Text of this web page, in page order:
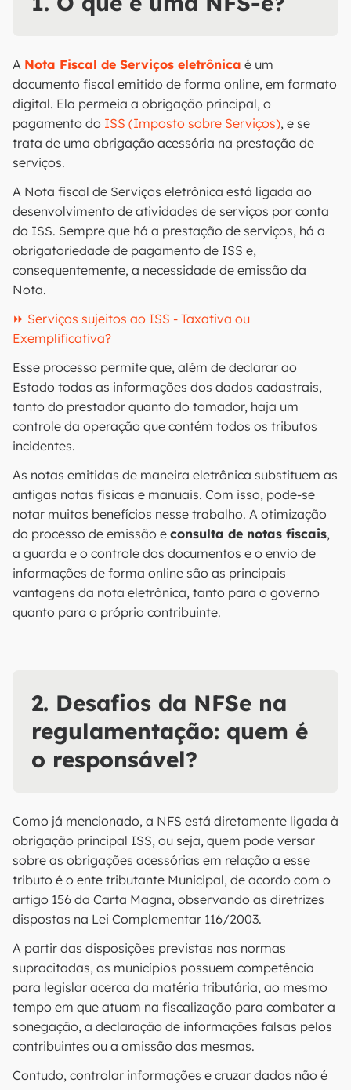
A Nota Fiscal de Serviços eletrônica é um
documento fiscal emitido de forma online, em formato
digital. Ela permeia a obrigação principal, o
pagamento do ISS (Imposto sobre Serviços), e se
trata de uma obrigação acessória na prestação de
serviços.
A Nota fiscal de Serviços eletrônica está ligada ao
desenvolvimento de atividades de serviços por conta
do ISS. Sempre que há a prestação de serviços, há a
obrigatoriedade de pagamento de ISS e,
consequentemente, a necessidade de emissão da
Nota.
⏩ Serviços sujeitos ao ISS - Taxativa ou
Exemplificativa?
Esse processo permite que, além de declarar ao
Estado todas as informações dos dados cadastrais,
tanto do prestador quanto do tomador, haja um
controle da operação que contém todos os tributos
incidentes.
As notas emitidas de maneira eletrônica substituem as
antigas notas físicas e manuais. Com isso, pode-se
notar muitos benefícios nesse trabalho. A otimização
do processo de emissão e consulta de notas fiscais,
a guarda e o controle dos documentos e o envio de
informações de forma online são as principais
vantagens da nota eletrônica, tanto para o governo
quanto para o próprio contribuinte.
2. Desafios da NFSe na
regulamentação: quem é
o responsável?
Como já mencionado, a NFS está diretamente ligada à
obrigação principal ISS, ou seja, quem pode versar
sobre as obrigações acessórias em relação a esse
tributo é o ente tributante Municipal, de acordo com o
artigo 156 da Carta Magna, observando as diretrizes
dispostas na Lei Complementar 116/2003.
A partir das disposições previstas nas normas
supracitadas, os municípios possuem competência
para legislar acerca da matéria tributária, ao mesmo
tempo em que atuam na fiscalização para combater a
sonegação, a declaração de informações falsas pelos
contribuintes ou a omissão das mesmas.
Contudo, controlar informações e cruzar dados não é